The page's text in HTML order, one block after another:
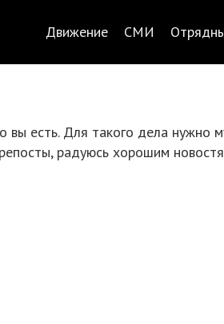
Движение СМИ
вы есть. Для такого дела нужно
радуюсь хорошим